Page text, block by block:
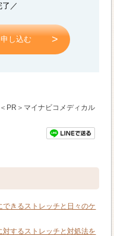
了／
し込む
＜PR＞マイナビコメディカル
できるストレッチと日々のケ
対するストレッチと対処法を